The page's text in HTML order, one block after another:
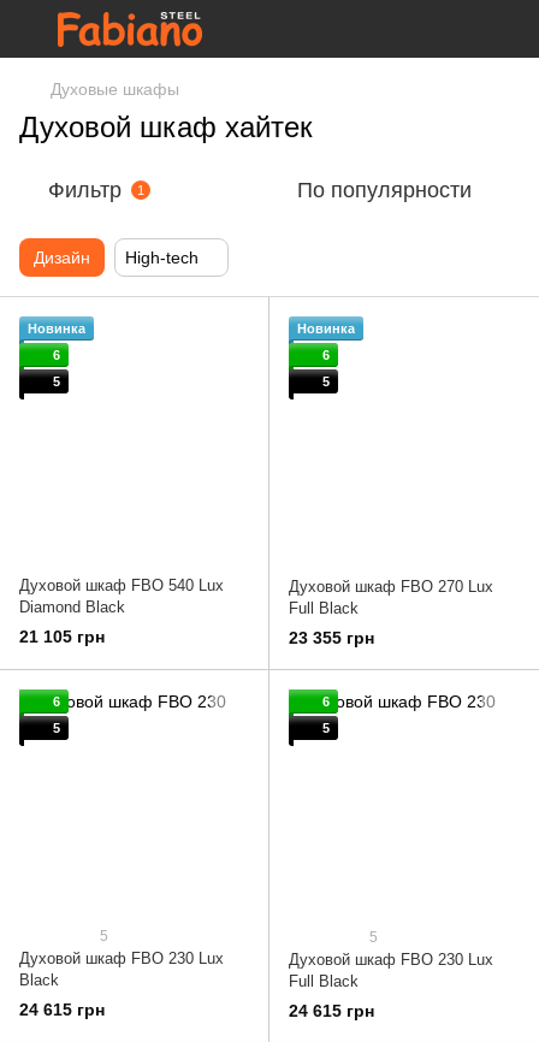
Духовые шкафы
Духовой шкаф хайтек
Фильтр 1 По популярности
Дизайн High-tech
Новинка
6
5
Духовой шкаф FBO 540 Lux
Diamond Black
21 105 грн
Новинка
6
5
Духовой шкаф FBO 270 Lux
Full Black
23 355 грн
6
5
5
Духовой шкаф FBO 230 Lux
Black
24 615 грн
6
5
5
Духовой шкаф FBO 230 Lux
Full Black
24 615 грн